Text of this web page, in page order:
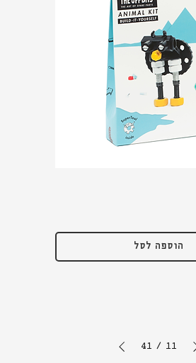
הוספה לסל
11
/
41